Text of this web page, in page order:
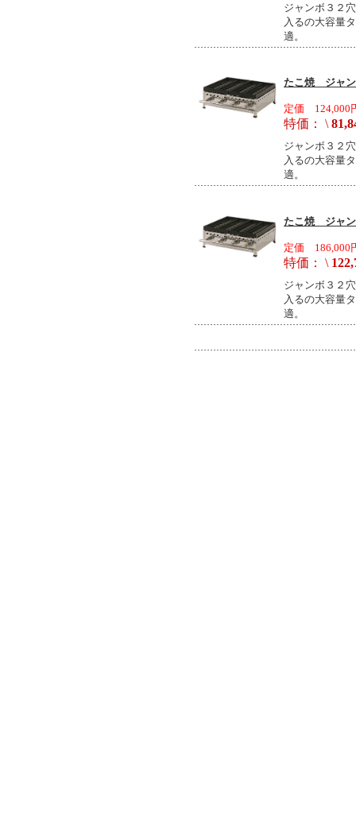
ジャンボ３２
入るの大容量
適。
たこ焼 ジャン
定価 124,000
特価： \
ジャンボ３２
入るの大容量
適。
たこ焼 ジャン
定価 186,000
特価： \
ジャンボ３２
入るの大容量
適。